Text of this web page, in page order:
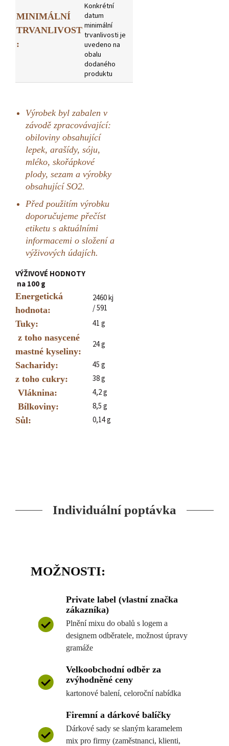
MINIMÁLNÍ
TRVANLIVOST
:
Konkrétní
datum
minimální
trvanlivosti je
uvedeno na
obalu
dodaného
produktu
Výrobek byl zabalen v
závodě zpracovávající:
obiloviny obsahující
lepek, arašídy, sóju,
mléko, skořápkové
plody, sezam a výrobky
obsahující SO2.
Před použitím výrobku
doporučujeme přečíst
etiketu s aktuálními
informacemi o složení a
výživových údajích.
VÝŽIVOVÉ HODNOTY
na 100 g
Energetická
hodnota:
2460 kj
/ 591
Tuky: 41 g
z toho nasycené
mastné kyseliny:
24 g
Sacharidy: 45 g
z toho cukry: 38 g
Vláknina: 4,2 g
Bílkoviny: 8,5 g
Sůl: 0,14 g
Individuální poptávka
MOŽNOSTI:
Private label (vlastní značka
zákazníka)
Plnění mixu do obalů s logem a
designem odběratele, možnost úpravy
gramáže
Velkoobchodní odběr za
zvýhodněné ceny
kartonové balení, celoroční nabídka
Firemní a dárkové balíčky
Dárkové sady se slaným karamelem
mix pro firmy (zaměstnanci, klienti,